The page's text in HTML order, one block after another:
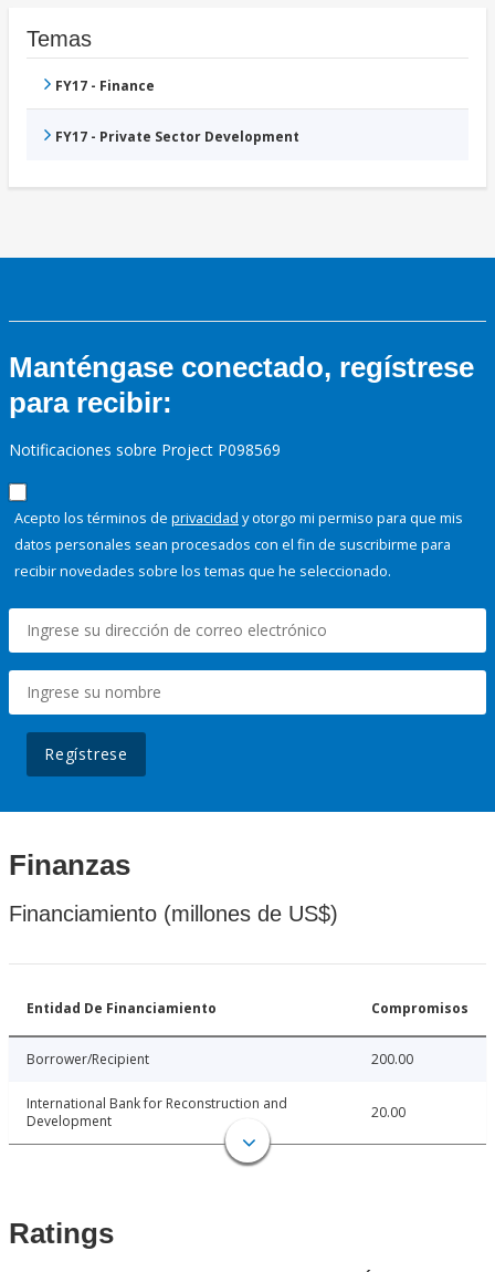
Temas
FY17 - Finance
FY17 - Private Sector Development
Manténgase conectado, regístrese
para recibir:
Notificaciones sobre Project P098569
Acepto los términos de privacidad y otorgo mi permiso para que mis
datos personales sean procesados con el fin de suscribirme para
recibir novedades sobre los temas que he seleccionado.
Regístrese
Finanzas
Financiamiento (millones de US$)
Entidad De Financiamiento Compromisos
Borrower/Recipient 200.00
International Bank for Reconstruction and
Development
20.00
Ratings